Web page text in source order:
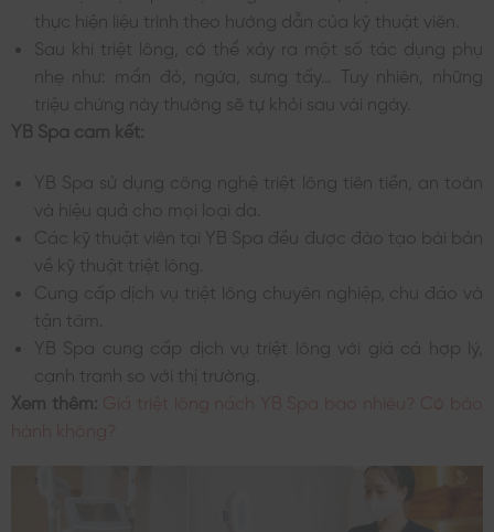
thực hiện liệu trình theo hướng dẫn của kỹ thuật viên.
Sau khi triệt lông, có thể xảy ra một số tác dụng phụ
nhẹ như: mẩn đỏ, ngứa, sưng tấy… Tuy nhiên, những
triệu chứng này thường sẽ tự khỏi sau vài ngày.
YB Spa cam kết:
YB Spa sử dụng công nghệ triệt lông tiên tiến, an toàn
và hiệu quả cho mọi loại da.
Các kỹ thuật viên tại YB Spa đều được đào tạo bài bản
về kỹ thuật triệt lông.
Cung cấp dịch vụ triệt lông chuyên nghiệp, chu đáo và
tận tâm.
YB Spa cung cấp dịch vụ triệt lông với giá cả hợp lý,
cạnh tranh so với thị trường.
Xem thêm: